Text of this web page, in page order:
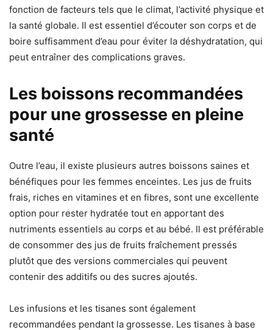
fonction de facteurs tels que le climat, l’activité physique et
la santé globale. Il est essentiel d’écouter son corps et de
boire suffisamment d’eau pour éviter la déshydratation, qui
peut entraîner des complications graves.
Les boissons recommandées
pour une grossesse en pleine
santé
Outre l’eau, il existe plusieurs autres boissons saines et
bénéfiques pour les femmes enceintes. Les jus de fruits
frais, riches en vitamines et en fibres, sont une excellente
option pour rester hydratée tout en apportant des
nutriments essentiels au corps et au bébé. Il est préférable
de consommer des jus de fruits fraîchement pressés
plutôt que des versions commerciales qui peuvent
contenir des additifs ou des sucres ajoutés.
Les infusions et les tisanes sont également
recommandées pendant la grossesse. Les tisanes à base